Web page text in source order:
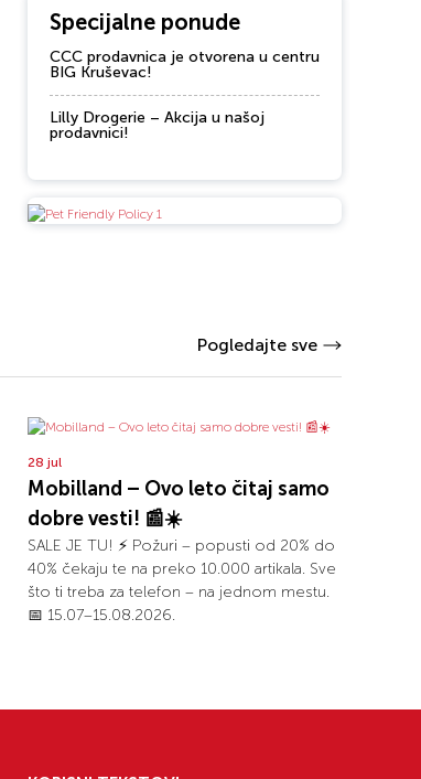
Specijalne ponude
CCC prodavnica je otvorena u centru
BIG Kruševac!
Lilly Drogerie – Akcija u našoj
prodavnici!
Pogledajte sve
28 jul
Mobilland – Ovo leto čitaj samo
dobre vesti! 📰☀️
SALE JE TU! ⚡ Požuri – popusti od 20% do
40% čekaju te na preko 10.000 artikala. Sve
što ti treba za telefon – na jednom mestu.
📅 15.07–15.08.2026.